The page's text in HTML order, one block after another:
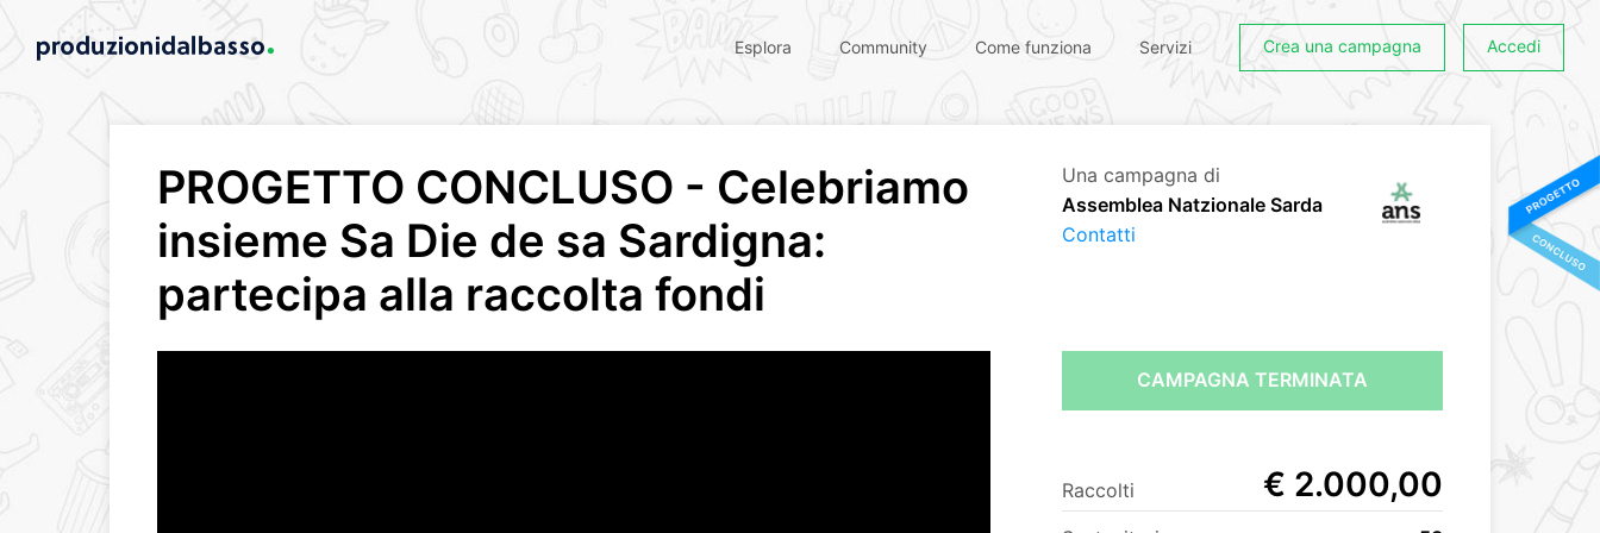
Esplora Community Come funziona Servizi Crea una campagna Accedi
PROGETTO CONCLUSO - Celebriamo
insieme Sa Die de sa Sardigna:
partecipa alla raccolta fondi
Una campagna di
Assemblea Natzionale Sarda
Contatti
CAMPAGNA TERMINATA
Raccolti € 2.000,00